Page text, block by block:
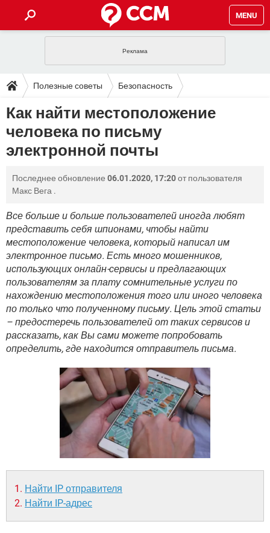
MENU
INSTAGRAM FACEBOOK
ИГРЫ WINDOWS 10
ВКОНТАКТЕ ВИДЕО
GOOGLE YANDEX
ПОЛЕЗНЫЕ СОВЕТЫ
TIKTOK TELEGRAM
WHATSAPP INSTAGRAM
ИГРЫ
WINDOWS 10
ВИДЕО GOOGLE
ЗАГРУЗКИ
TIKTOK TELEGRAM
WHATSAPP INSTAGRAM
WINDOWS 10
ВИДЕО GOOGLE
YANDEX
ФОРУМ
WHATSAPP INSTAGRAM
ВИДЕО GOOGLE
TIKTOK
WHATSAPP INSTAGRAM
FACEBOOK ИГРЫ
WINDOWS 10 ВКОНТАКТЕ
ВИДЕО GOOGLE
YANDEX
Полезные советы Безопасность
Как найти местоположение
человека по письму
электронной почты
Последнее обновление 06.01.2020, 17:20от пользователя
Макс Вега .
Все больше и больше пользователей иногда любят
представить себя шпионами, чтобы найти
местоположение человека, который написал им
электронное письмо. Есть много мошенников,
использующих онлайн-сервисы и предлагающих
пользователям за плату сомнительные услуги по
нахождению местоположения того или иного человека
по только что полученному письму. Цель этой статьи
– предостеречь пользователей от таких сервисов и
рассказать, как Вы сами можете попробовать
определить, где находится отправитель письма.
Найти IP отправителя
Найти IP-адрес